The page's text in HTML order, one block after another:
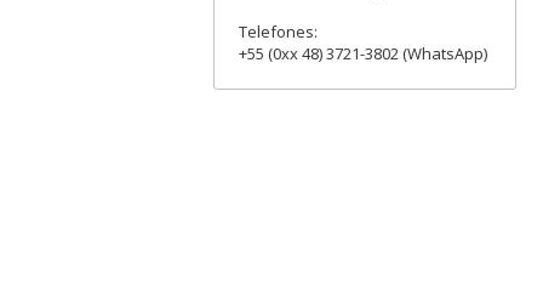
Telefones:
+55 (0xx 48) 3721-3802 (WhatsApp)